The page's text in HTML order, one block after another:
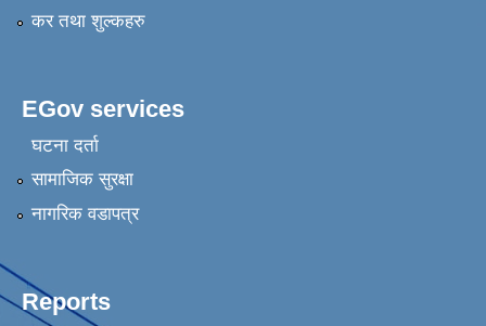
कर तथा शुल्कहरु
EGov services
घटना दर्ता
सामाजिक सुरक्षा
नागरिक वडापत्र
Reports